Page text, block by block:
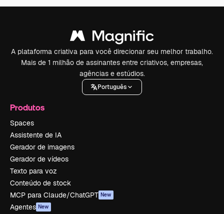
A plataforma criativa para você direcionar seu melhor trabalho.
Mais de 1 milhão de assinantes entre criativos, empresas,
agências e estúdios.
Português
Produtos
Spaces
Assistente de IA
Gerador de imagens
Gerador de vídeos
Texto para voz
Conteúdo de stock
MCP para Claude/ChatGPT New
Agentes New